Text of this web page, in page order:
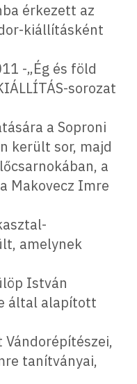
érkezett az
kiállításként
-„Ég és föld
sorozat
a Soproni
került sor, majd
a
Makovecz Imre
amelynek
István
által alapított
Vándorépítészei,
tanítványai,